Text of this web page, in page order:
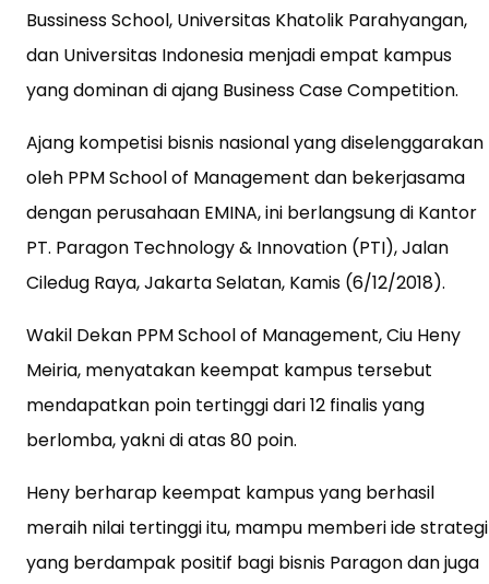
Bussiness School, Universitas Khatolik Parahyangan,
dan Universitas Indonesia menjadi empat kampus
yang dominan di ajang Business Case Competition.
Ajang kompetisi bisnis nasional yang diselenggarakan
oleh PPM School of Management dan bekerjasama
dengan perusahaan EMINA, ini berlangsung di Kantor
PT. Paragon Technology & Innovation (PTI), Jalan
Ciledug Raya, Jakarta Selatan, Kamis (6/12/2018).
Wakil Dekan PPM School of Management, Ciu Heny
Meiria, menyatakan keempat kampus tersebut
mendapatkan poin tertinggi dari 12 finalis yang
berlomba, yakni di atas 80 poin.
Heny berharap keempat kampus yang berhasil
meraih nilai tertinggi itu, mampu memberi ide strategi
yang berdampak positif bagi bisnis Paragon dan juga